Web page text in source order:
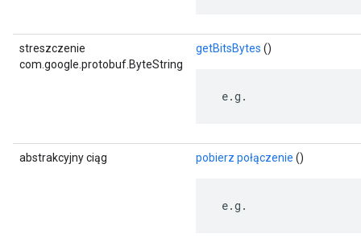
streszczenie
com.google.protobuf.ByteString
getBitsBytes ()
e.g.
abstrakcyjny ciąg pobierz połączenie ()
e.g.